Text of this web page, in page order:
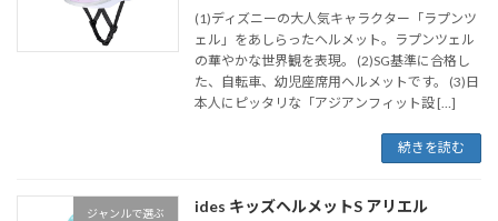
(1)ディズニーの大人気キャラクター「ラプンツ
ェル」をあしらったヘルメット。ラプンツェル
の華やかな世界観を表現。 (2)SG基準に合格し
た、自転車、幼児座席用ヘルメットです。 (3)日
本人にピッタリな「アジアンフィット設 […]
続きを読む
ジャンルで選ぶ ides キッズヘルメットS アリエル